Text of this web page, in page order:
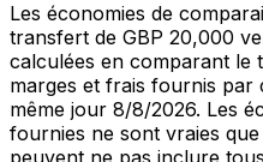
Les économies de
transfert de GBP 20,000
calculées en comparant le
marges et frais fournis par
même jour 8/8/2026. Les
fournies ne sont vraies